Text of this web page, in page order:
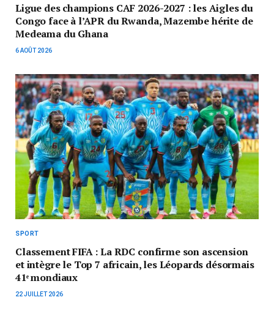
Ligue des champions CAF 2026-2027 : les Aigles du
Congo face à l’APR du Rwanda, Mazembe hérite de
Medeama du Ghana
6 AOÛT 2026
SPORT
Classement FIFA : La RDC confirme son ascension
et intègre le Top 7 africain, les Léopards désormais
41ᵉ mondiaux
22 JUILLET 2026